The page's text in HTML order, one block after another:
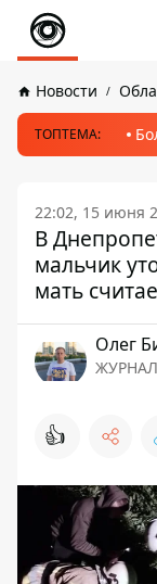
Новости
ТОПТЕМА:
22:02, 15 июня
В
мальчик
мать
Олег
👍